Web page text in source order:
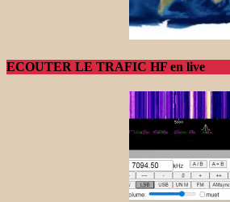
ECOUTER LE TRAFIC HF en live